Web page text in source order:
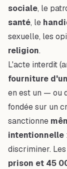
sociale, le
santé, le
sexuelle, les
religion.
L'acte interdit
fourniture
en est un — ou
fondée sur un
sanctionne
intentionnelle
discriminer. Les
prison et 45